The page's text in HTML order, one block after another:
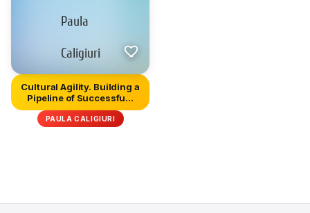
Cultural Agility. Building a
Pipeline of Successfu...
PAULA CALIGIURI